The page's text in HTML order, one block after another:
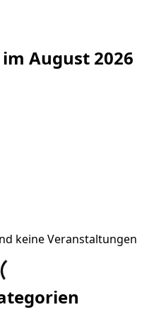
August 2026
keine Veranstaltungen